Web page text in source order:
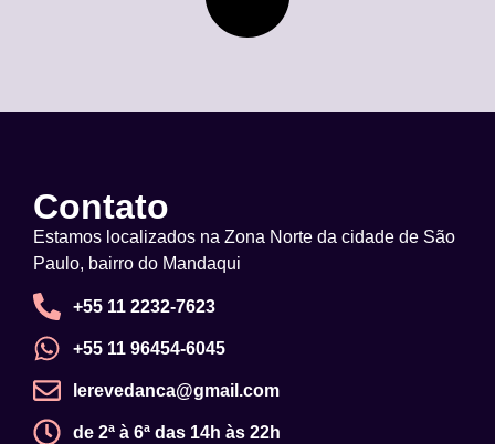
Contato
Estamos localizados na Zona Norte da cidade de São
Paulo, bairro do Mandaqui
+55 11 2232-7623
+55 11 96454-6045
lerevedanca@gmail.com
de 2ª à 6ª das 14h às 22h